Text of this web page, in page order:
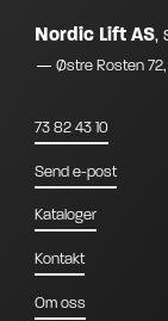
Nordic Lift AS,
Østre Rosten 72,
73 82 43 10
Send e-post
Kataloger
Kontakt
Om oss